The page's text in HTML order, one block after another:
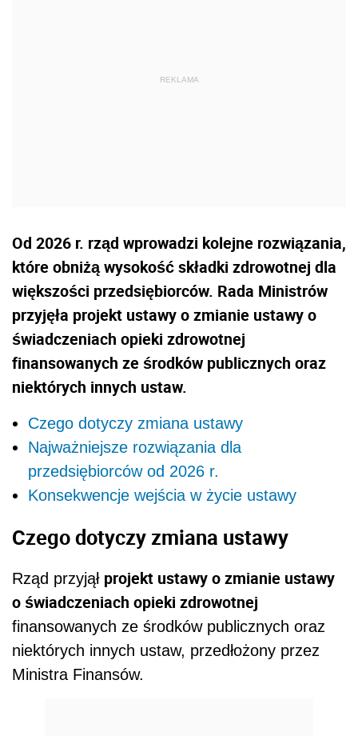
Od 2026 r. rząd wprowadzi kolejne rozwiązania,
które obniżą wysokość składki zdrowotnej dla
większości przedsiębiorców. Rada Ministrów
przyjęła projekt ustawy o zmianie ustawy o
świadczeniach opieki zdrowotnej
finansowanych ze środków publicznych oraz
niektórych innych ustaw.
Czego dotyczy zmiana ustawy
Najważniejsze rozwiązania dla
przedsiębiorców od 2026 r.
Konsekwencje wejścia w życie ustawy
Czego dotyczy zmiana ustawy
Rząd przyjął projekt ustawy o zmianie ustawy
o świadczeniach opieki zdrowotnej
finansowanych ze środków publicznych oraz
niektórych innych ustaw, przedłożony przez
Ministra Finansów.